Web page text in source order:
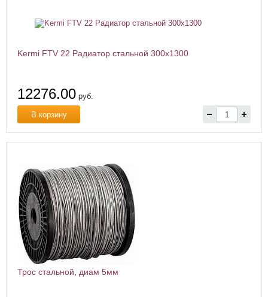
Kermi FTV 22 Радиатор стальной 300x1300
12276.00 руб.
В корзину
Трос стальной, диам 5мм